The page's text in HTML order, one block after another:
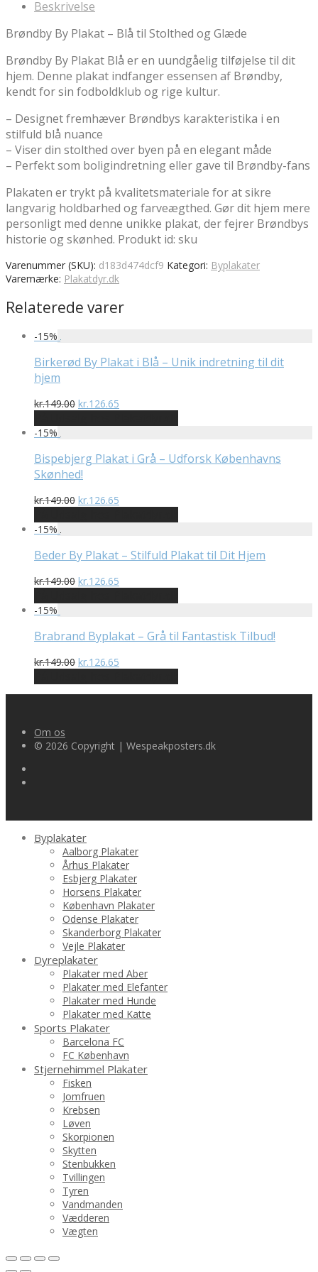
kr.149.00.kr.126.65.
Beskrivelse
Brøndby By Plakat – Blå til Stolthed og Glæde
Brøndby By Plakat Blå er en uundgåelig tilføjelse til dit
hjem. Denne plakat indfanger essensen af Brøndby,
kendt for sin fodboldklub og rige kultur.
– Designet fremhæver Brøndbys karakteristika i en
stilfuld blå nuance
– Viser din stolthed over byen på en elegant måde
– Perfekt som boligindretning eller gave til Brøndby-fans
Plakaten er trykt på kvalitetsmateriale for at sikre
langvarig holdbarhed og farveægthed. Gør dit hjem mere
personligt med denne unikke plakat, der fejrer Brøndbys
historie og skønhed. Produkt id: sku
Varenummer (SKU): d183d474dcf9 Kategori: Byplakater
Varemærke: Plakatdyr.dk
Relaterede varer
-15%
Birkerød By Plakat i Blå – Unik indretning til dit
hjem
kr.149.00 Den
pris
kr.149.00.
kr.126.65
pris
kr.126.65.
-15%
Bispebjerg Plakat i Grå – Udforsk Københavns
Skønhed!
kr.149.00 Den
pris
kr.149.00.
kr.126.65
pris
kr.126.65.
-15%
Beder By Plakat – Stilfuld Plakat til Dit Hjem
kr.149.00 Den
pris
kr.149.00.
kr.126.65
pris
kr.126.65.
-15%
Brabrand Byplakat – Grå til Fantastisk Tilbud!
kr.149.00 Den
pris
kr.126.65
pris
Om os
© 2026 Copyright | Wespeakposters.dk
Byplakater
Aalborg Plakater
Århus Plakater
Esbjerg Plakater
Horsens Plakater
København Plakater
Odense Plakater
Skanderborg Plakater
Vejle Plakater
Dyreplakater
Plakater med Aber
Plakater med Elefanter
Plakater med Hunde
Plakater med Katte
Sports Plakater
Barcelona FC
FC København
Stjernehimmel Plakater
Fisken
Jomfruen
Krebsen
Løven
Skorpionen
Skytten
Stenbukken
Tvillingen
Tyren
Vandmanden
Vædderen
Vægten